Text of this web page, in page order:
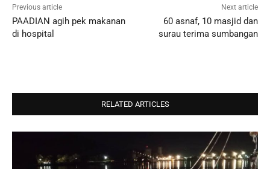
Previous article
PAADIAN agih pek makanan
di hospital
Next article
60 asnaf, 10 masjid dan
surau terima sumbangan
RELATED ARTICLES